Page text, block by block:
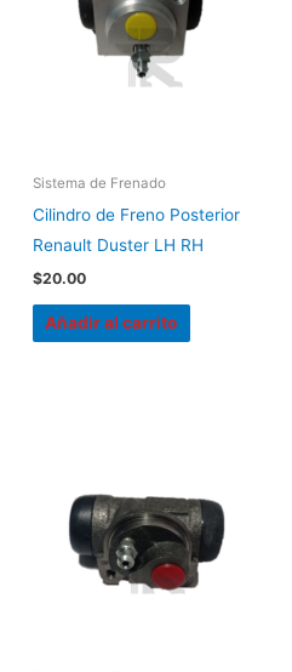
Sistema de Frenado
Cilindro de Freno Posterior
Renault Duster LH RH
$20.00
Añadir al carrito